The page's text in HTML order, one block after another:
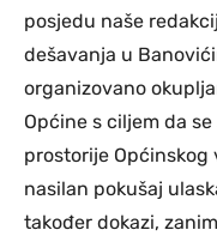
posjedu naše
dešavanja u
organizovano
Općine s ciljem da
prostorije Općinskog
nasilan pokušaj
također dokazi,